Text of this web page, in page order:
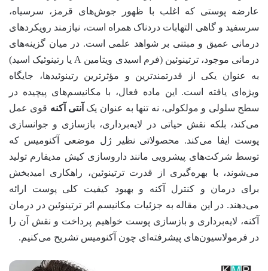
عارضه پوستی که اغلب با ظهور جوش‌های قرمز، سرسیاه،
سرسفید و گاهی التهابات دردناک همراه است، نیازمند رویکردهای
درمانی عمیق و مبتنی بر شواهد علمی است. در میان گزینه‌های
درمانی موجود، ترتینوئین (فرم اسیدی ویتامین A یا رتینوئیک اسید)
به عنوان یکی از قدرتمندترین و مؤثرترین رتینوئیدها، جایگاه
ویژه‌ای یافته است. این ماده فعال، با مکانیسم‌های پیچیده در
سطح سلولی و مولکولی، نه تنها به عنوان یک آنتی آکنه قوی عمل
می‌کند، بلکه نقش حیاتی در لایه‌برداری، بازسازی و جوانسازی
پوست ایفا می‌کند. محصولاتی نظیر ژل موضعی آکنومیس که
توسط شرکت‌های پیشرویی مانند داروسازی کیش مدیفارم تولید
می‌شوند، با بهره‌گیری از قدرت ترتینوئین، راهکاری امیدبخش
برای درمان و کنترل آکنه و بهبود کیفیت کلی پوست ارائه
می‌دهند. در این مقاله به جزئیات مکانیسم اثر ترتینوئین در درمان
آکنه، لایه‌برداری و بازسازی پوست خواهیم پرداخت و نقش آن را
در فرمولاسیون‌های پیشرفته‌ای چون آکنومیس تشریح می‌کنیم.